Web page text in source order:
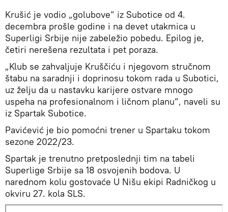
Krušić je vodio „golubove“ iz Subotice od 4.
decembra prošle godine i na devet utakmica u
Superligi Srbije nije zabeležio pobedu. Epilog je,
četiri nerešena rezultata i pet poraza.
„Klub se zahvaljuje Kruščiću i njegovom stručnom
štabu na saradnji i doprinosu tokom rada u Subotici,
uz želju da u nastavku karijere ostvare mnogo
uspeha na profesionalnom i ličnom planu“, naveli su
iz Spartak Subotice.
Pavićević je bio pomoćni trener u Spartaku tokom
sezone 2022/23.
Spartak je trenutno pretposlednji tim na tabeli
Superlige Srbije sa 18 osvojenih bodova. U
narednom kolu gostovaće U Nišu ekipi Radničkog u
okviru 27. kola SLS.